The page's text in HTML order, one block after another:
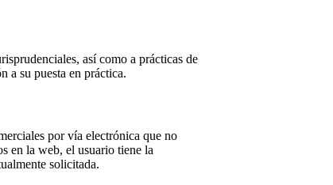
así como a prácticas de
a su puesta en práctica.
por vía electrónica que no
en la web, el usuario tiene la
solicitada.